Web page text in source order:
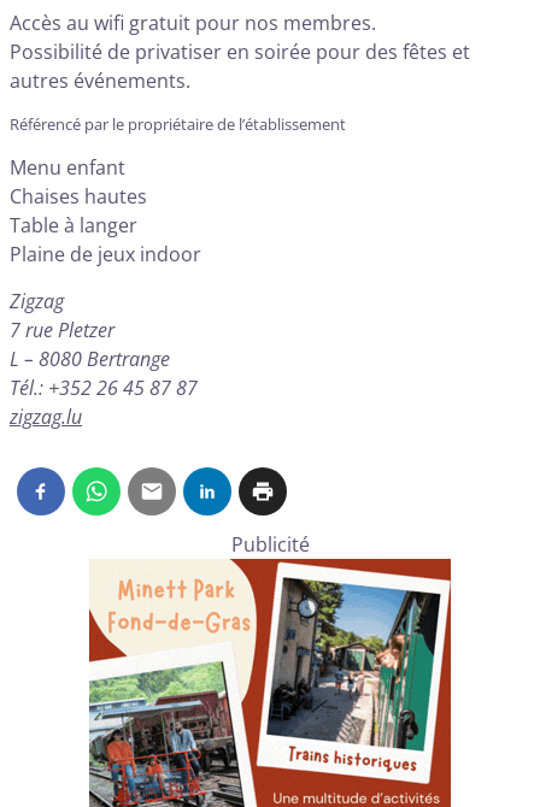
Accès au wifi gratuit pour nos membres.
Possibilité de privatiser en soirée pour des fêtes et
autres événements.
Référencé par le propriétaire de l’établissement
Menu enfant
Chaises hautes
Table à langer
Plaine de jeux indoor
Zigzag
7 rue Pletzer
L – 8080 Bertrange
Tél.: +352 26 45 87 87
zigzag.lu
Publicité